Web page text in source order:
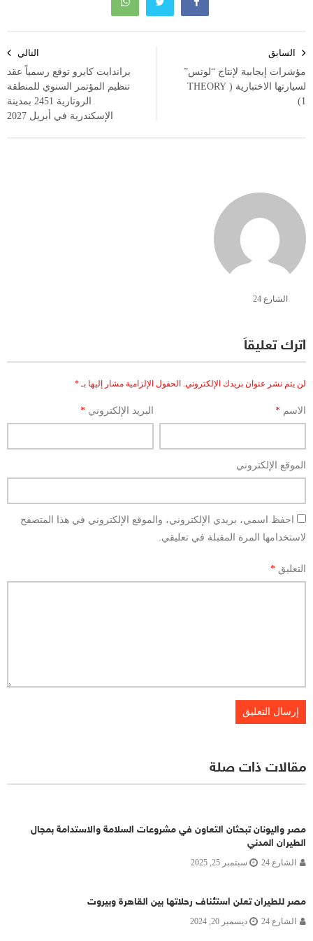
المقالات
السابق
مؤشرات إيجابية لإنتاج “لوتس”
لسيارتها الاختبارية ( THEORY
1)
التالي
براندايت كايرو توقع رسمياً عقد
تنظيم المؤتمر السنوي للمنطقة
الروتارية 2451 بمدينة
الإسكندرية في أبريل 2027
الشارع 24
اترك تعليقاً
لن يتم نشر عنوان بريدك الإلكتروني. الحقول الإلزامية مشار إليها بـ*
الاسم * البريد الإلكتروني*
الموقع الإلكتروني
احفظ اسمي، بريدي الإلكتروني، والموقع الإلكتروني في هذا المتصفح
لاستخدامها المرة المقبلة في تعليقي.
التعليق *
مقالات ذات صلة
مصر واليونان تبحثان التعاون في مشروعات السلامة والاستدامة بمجال
الطيران المدني
الشارع 24 سبتمبر 25, 2025
مصر للطيران تعلن استئناف رحلاتها بين القاهرة وبيروت
الشارع 24 ديسمبر 20, 2024